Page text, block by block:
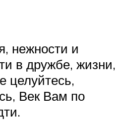
нежности и
в дружбе, жизни,
целуйтесь,
Век Вам по